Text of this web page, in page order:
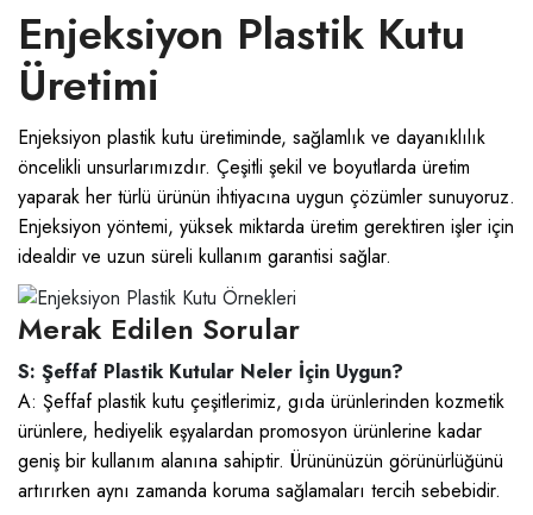
Enjeksiyon Plastik Kutu
Üretimi
Enjeksiyon plastik kutu üretiminde, sağlamlık ve dayanıklılık
öncelikli unsurlarımızdır. Çeşitli şekil ve boyutlarda üretim
yaparak her türlü ürünün ihtiyacına uygun çözümler sunuyoruz.
Enjeksiyon yöntemi, yüksek miktarda üretim gerektiren işler için
idealdir ve uzun süreli kullanım garantisi sağlar.
Merak Edilen Sorular
S: Şeffaf Plastik Kutular Neler İçin Uygun?
A: Şeffaf plastik kutu çeşitlerimiz, gıda ürünlerinden kozmetik
ürünlere, hediyelik eşyalardan promosyon ürünlerine kadar
geniş bir kullanım alanına sahiptir. Ürününüzün görünürlüğünü
artırırken aynı zamanda koruma sağlamaları tercih sebebidir.